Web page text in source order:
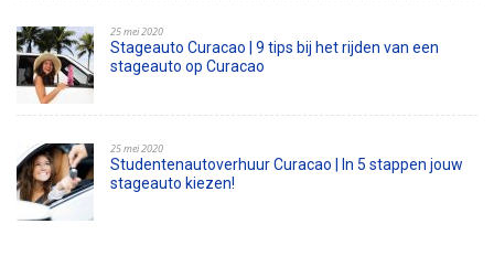
25 mei 2020
Stageauto Curacao | 9 tips bij het rijden van een
stageauto op Curacao
25 mei 2020
Studentenautoverhuur Curacao | In 5 stappen jouw
stageauto kiezen!